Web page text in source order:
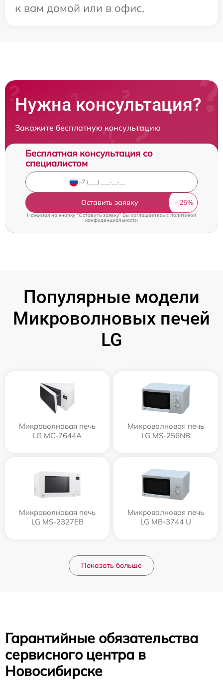
к вам домой или в офис.
Нужна консультация?
Закажите бесплатную консультацию
Бесплатная консультация со
специалистом
Оставить заявку
Нажимая на кнопку "Оставить заявку" Вы соглашаетесь cполитикой
конфиденциальности
Популярные модели
Микроволновых печей
LG
Микроволновая печь
LG MC-7644A
Микроволновая печь
LG MS-256NB
Микроволновая печь
LG MS-2327EB
Микроволновая печь
LG MB-3744 U
Показать больше
Гарантийные обязательства
сервисного центра в
Новосибирске